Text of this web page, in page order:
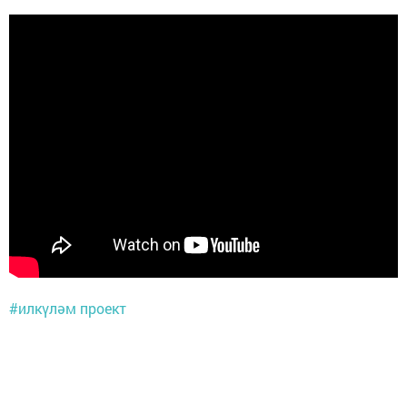
#илкүләм проект